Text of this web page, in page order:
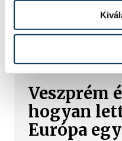
TÁMOGATOTT
Veszprém
hogyan
Európa